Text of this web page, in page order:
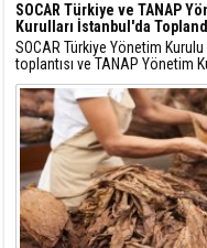
SOCAR Türkiye ve TANAP
Kurulları İstanbul'da
SOCAR Türkiye Yönetim Kurulu
toplantısı ve TANAP Yönetim
toplantısı, 30 Temmuz 2026
İstanbul’da gerçekleştirildi.